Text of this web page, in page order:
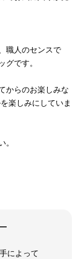
職人のセンスで
グです。
からのお楽しみな
楽しみにしていま
。
によって